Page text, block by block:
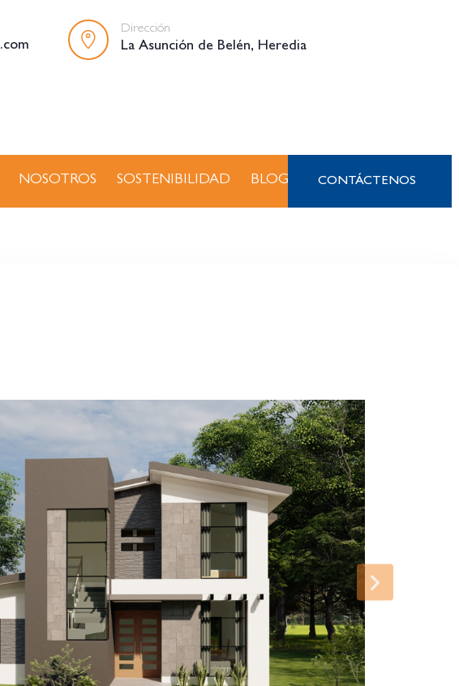
La Asunción de Belén, Heredia
Dirección
NOSOTROS SOSTENIBILIDAD BLOG CONTÁCTENOS